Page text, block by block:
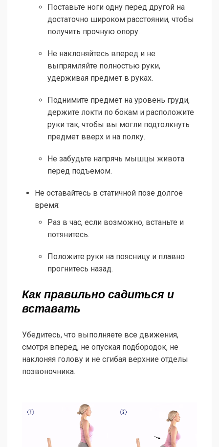
Поставьте ноги одну перед другой на
достаточно широком расстоянии, чтобы
получить прочную опору.
Не наклоняйтесь вперед и не
выпрямляйте полностью руки,
удерживая предмет в руках.
Поднимите предмет на уровень груди,
держите локти по бокам и расположите
руки так, чтобы вы могли подтолкнуть
предмет вверх и на полку.
Не забудьте напрячь мышцы живота
перед подъемом.
Не оставайтесь в статичной позе долгое
время:
Раз в час, если возможно, встаньте и
потянитесь.
Положите руки на поясницу и плавно
прогнитесь назад.
Как правильно садиться и
вставать
Убедитесь, что выполняете все движения,
смотря вперед, не опуская подбородок, не
наклоняя голову и не сгибая верхние отделы
позвоночника.